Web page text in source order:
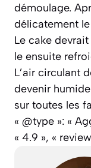
démoulage.
délicatement
Le cake
le ensuite
L’air circulant
devenir
sur toutes les
« @type »: «
« 4.9 », «